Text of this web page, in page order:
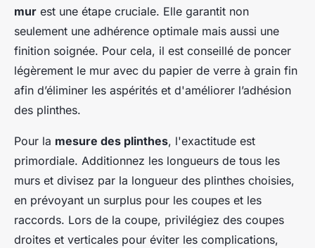
mur est une étape cruciale. Elle garantit non
seulement une adhérence optimale mais aussi une
finition soignée. Pour cela, il est conseillé de poncer
légèrement le mur avec du papier de verre à grain fin
afin d’éliminer les aspérités et d'améliorer l’adhésion
des plinthes.
Pour la mesure des plinthes, l'exactitude est
primordiale. Additionnez les longueurs de tous les
murs et divisez par la longueur des plinthes choisies,
en prévoyant un surplus pour les coupes et les
raccords. Lors de la coupe, privilégiez des coupes
droites et verticales pour éviter les complications,